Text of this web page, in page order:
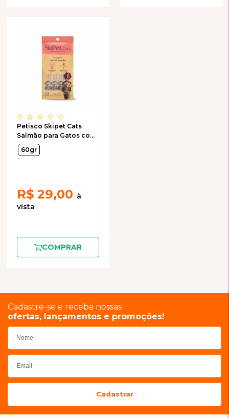
Petisco Skipet Cats
Salmão para Gatos com
4 Unidades de 15g
60gr
R$ 29,00
COMPRAR
Cadastre-se e receba nossas
ofertas, lançamentos e promoções!